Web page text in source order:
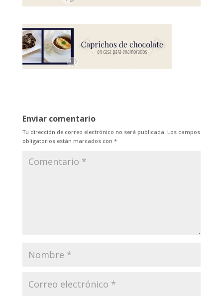
Enviar comentario
Tu dirección de correo electrónico no será publicada. Los campos
obligatorios están marcados con *